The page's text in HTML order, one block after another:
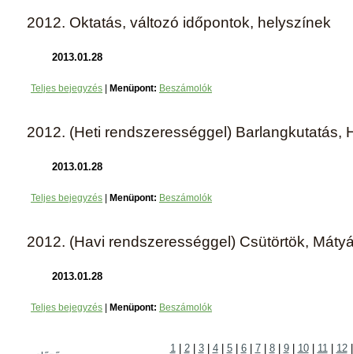
2012. Oktatás, változó időpontok, helyszínek
2013.01.28
Teljes bejegyzés Menüpont: Beszámolók
2012. (Heti rendszerességgel) Barlangkutatás,
2013.01.28
Teljes bejegyzés Menüpont: Beszámolók
2012. (Havi rendszerességgel) Csütörtök,
2013.01.28
Teljes bejegyzés Menüpont: Beszámolók
1 2 3 4 5 6 7 8 9 10 11 12